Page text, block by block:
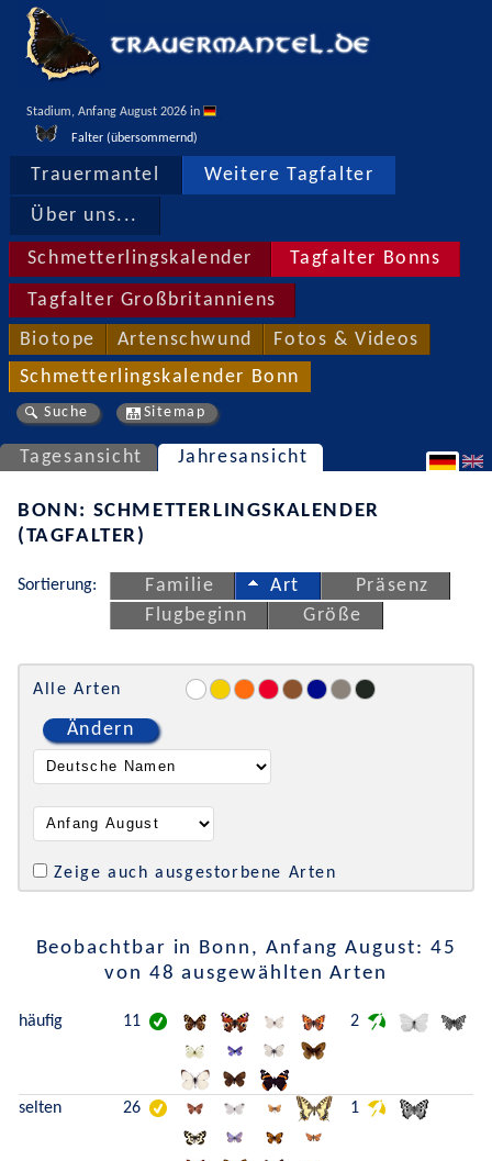
Stadium, Anfang August 2026 in
Falter (übersommernd)
Trauermantel Weitere Tagfalter
Über uns...
Schmetterlingskalender Tagfalter Bonns
Tagfalter Großbritanniens
Biotope Artenschwund Fotos & Videos
Schmetterlingskalender Bonn
Suche Sitemap
Tagesansicht Jahresansicht
BONN: SCHMETTERLINGSKALENDER
(TAGFALTER)
Sortierung: Familie Art
Präsenz
Flugbeginn
Größe
Alle Arten
Ändern
Zeige auch ausgestorbene Arten
Beobachtbar in Bonn, Anfang August: 45
von 48 ausgewählten Arten
häufig 11 2
selten 26 1